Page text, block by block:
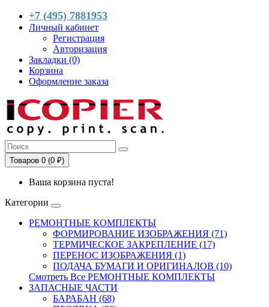
+7 (495) 7881953
Личный кабинет
Регистрация
Авторизация
Закладки (0)
Корзина
Оформление заказа
Товаров 0 (0 ₽)
Ваша корзина пуста!
Категории
РЕМОНТНЫЕ КОМПЛЕКТЫ
ФОРМИРОВАНИЕ ИЗОБРАЖЕНИЯ (71)
ТЕРМИЧЕСКОЕ ЗАКРЕПЛЕНИЕ (17)
ПЕРЕНОС ИЗОБРАЖЕНИЯ (1)
ПОДАЧА БУМАГИ И ОРИГИНАЛОВ (10)
Смотреть Все РЕМОНТНЫЕ КОМПЛЕКТЫ
ЗАПАСНЫЕ ЧАСТИ
БАРАБАН (68)